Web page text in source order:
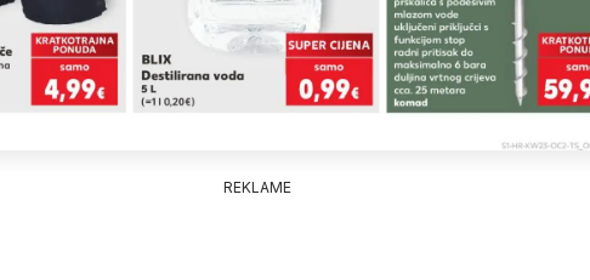
REKLAME